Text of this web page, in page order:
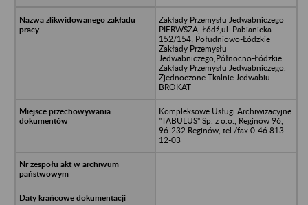
Zakłady Przemysłu Jedwabniczego
PIERWSZA, Łódź,ul. Pabianicka
152/154; Południowo-Łódzkie
Zakłady Przemysłu
Jedwabniczego,Północno-Łódzkie
Zakłady Przemysłu Jedwabniczego,
Zjednoczone Tkalnie Jedwabiu
BROKAT
Kompleksowe Usługi Archiwizacyjne
"TABULUS" Sp. z o.o., Reginów 96,
96-232 Reginów, tel./fax 0-46 813-
12-03